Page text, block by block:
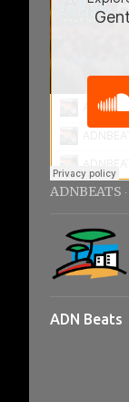
ADNBEATS ·
ADN Beats